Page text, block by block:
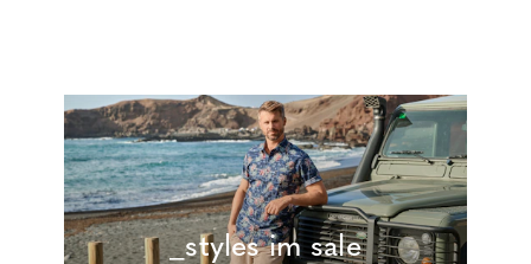
_styles im sale